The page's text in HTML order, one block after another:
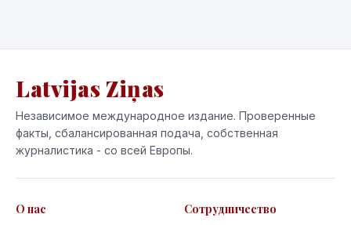
Latvijas Ziņas
Независимое международное издание. Проверенные
факты, сбалансированная подача, собственная
журналистика - со всей Европы.
О нас Сотрудничество